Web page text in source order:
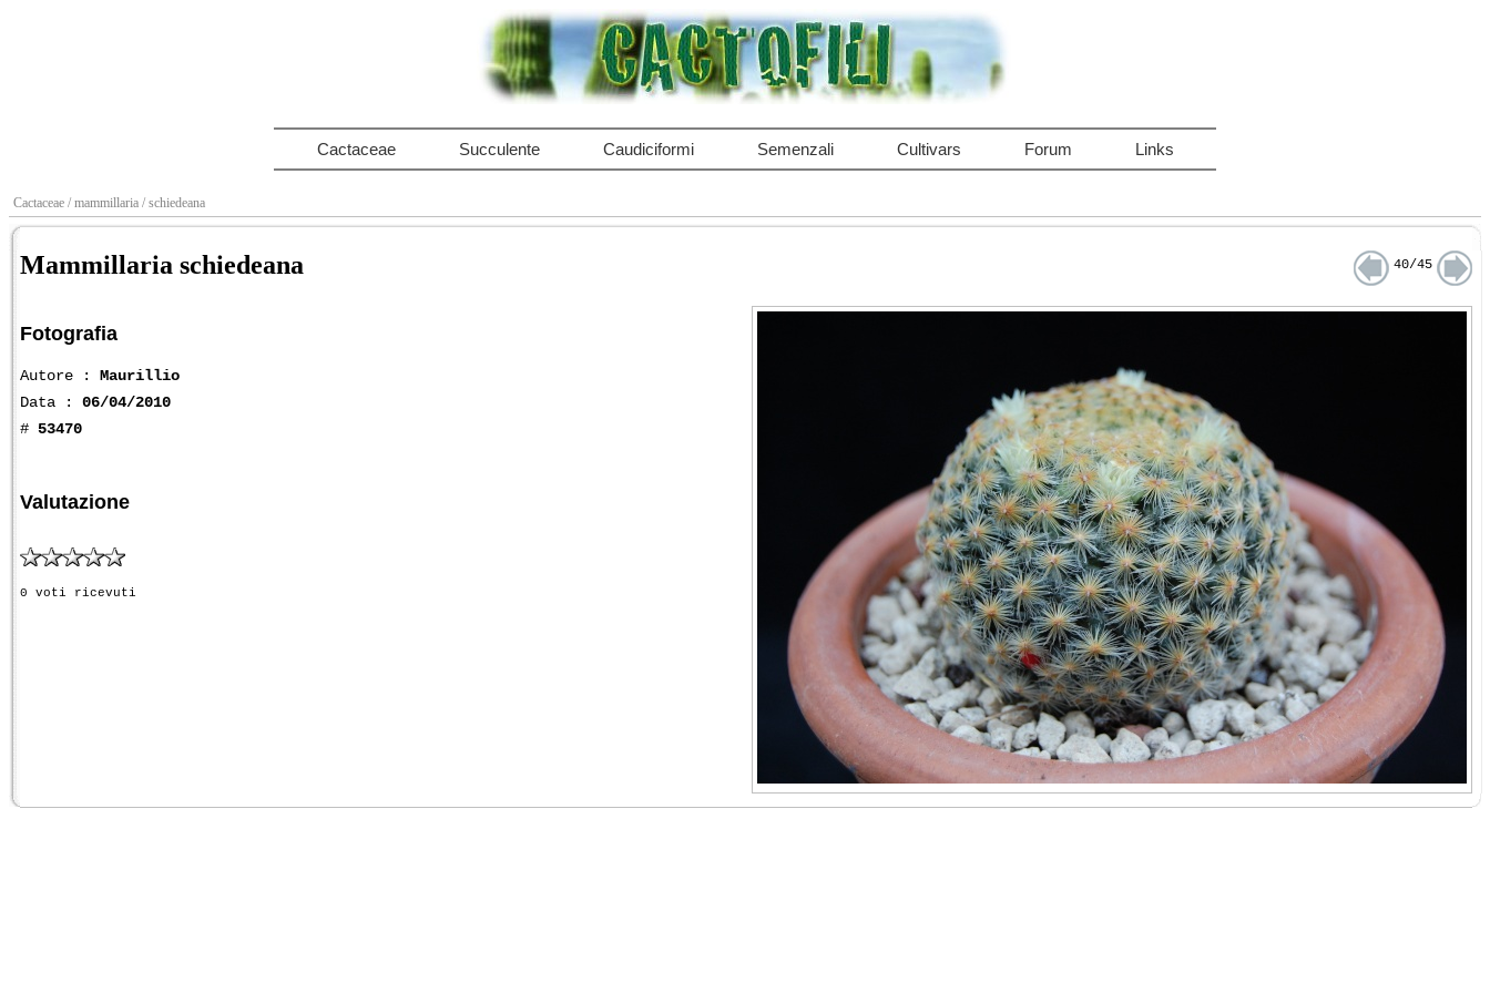
Cactaceae Succulente Caudiciformi Semenzali Cultivars Forum Links
Cactaceae / mammillaria / schiedeana
Mammillaria schiedeana 40/45
Fotografia
Autore : Maurillio
Data : 06/04/2010
# 53470
Valutazione
0 voti ricevuti